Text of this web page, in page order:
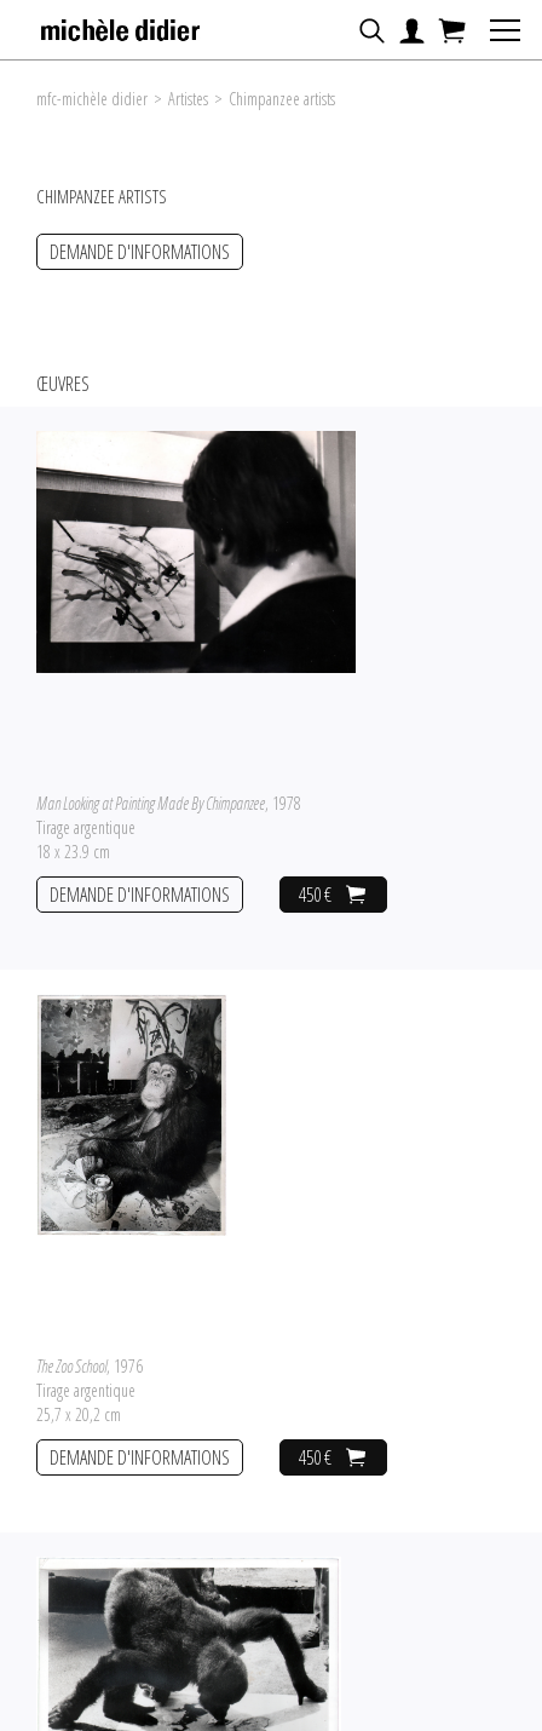
mfc-michèle didier > Artistes > Chimpanzee artists
CHIMPANZEE ARTISTS
DEMANDE D'INFORMATIONS
ŒUVRES
Man Looking at Painting Made By Chimpanzee, 1978
Tirage argentique
18 x 23.9 cm
450 €
DEMANDE D'INFORMATIONS
The Zoo School, 1976
Tirage argentique
25,7 x 20,2 cm
450 €
DEMANDE D'INFORMATIONS